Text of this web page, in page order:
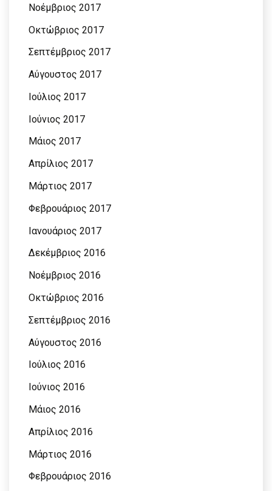
Νοέμβριος 2017
Οκτώβριος 2017
Σεπτέμβριος 2017
Αύγουστος 2017
Ιούλιος 2017
Ιούνιος 2017
Μάιος 2017
Απρίλιος 2017
Μάρτιος 2017
Φεβρουάριος 2017
Ιανουάριος 2017
Δεκέμβριος 2016
Νοέμβριος 2016
Οκτώβριος 2016
Σεπτέμβριος 2016
Αύγουστος 2016
Ιούλιος 2016
Ιούνιος 2016
Μάιος 2016
Απρίλιος 2016
Μάρτιος 2016
Φεβρουάριος 2016